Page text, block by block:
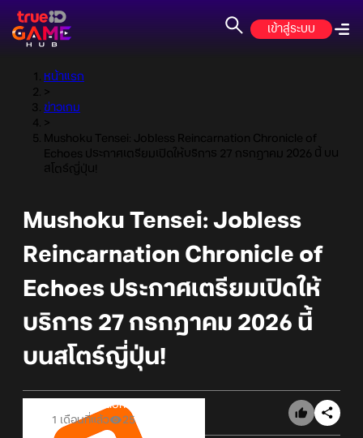
เข้าสู่ระบบ
หน้าแรก
>
ข่าวเกม
>
Mushoku Tensei: Jobless Reincarnation Chronicle of
Echoes ประกาศเตรียมเปิดให้บริการ 27 กรกฎาคม 2026 นี้ บน
สโตร์ญี่ปุ่น!
Mushoku Tensei: Jobless
Reincarnation Chronicle of
Echoes ประกาศเตรียมเปิดให้
บริการ 27 กรกฎาคม 2026 นี้
บนสโตร์ญี่ปุ่น!
Online Station
1 เดือนที่แล้ว
25